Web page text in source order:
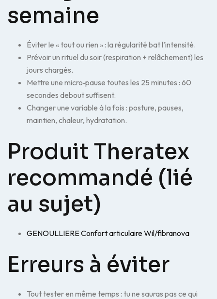
semaine
Éviter le « tout ou rien » : la régularité bat l’intensité.
Prévoir un rituel du soir (respiration + relâchement) les
jours chargés.
Mettre une micro‑pause toutes les 25 minutes : 60
secondes debout suffisent.
Changer une variable à la fois : posture, pauses,
maintien, chaleur, hydratation.
Produit Theratex
recommandé (lié
au sujet)
GENOULLIERE Confort articulaire Wil/fibranova
Erreurs à éviter
Tout tester en même temps : tu ne sauras pas ce qui